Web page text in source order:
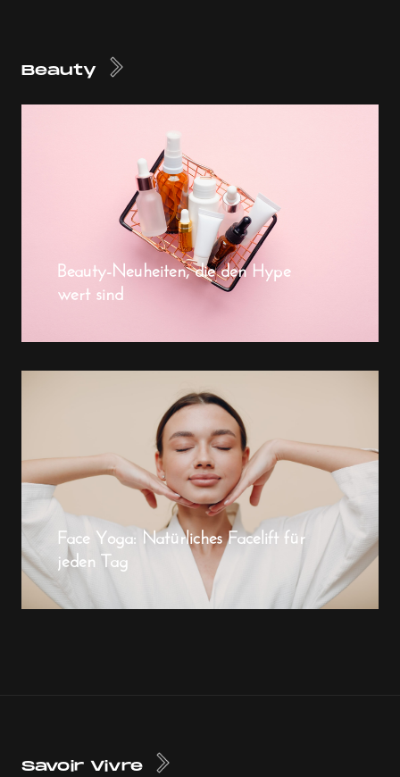
Beauty
Beauty-Neuheiten, die den Hype
wert sind
Face Yoga: Natürliches Facelift für
jeden Tag
Savoir Vivre